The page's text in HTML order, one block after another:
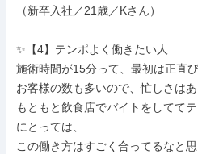
（新卒入社／21歳／Kさん）
✨【4】テンポよく働きたい人
施術時間が15分って、最初は正直
お客様の数も多いので、忙しさはあ
もともと飲食店でバイトをしてて
にとっては、
この働き方はすごく合ってるなと思